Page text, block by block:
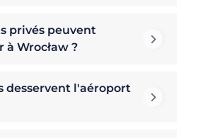
privés peuvent
Wrocław ?
desservent l'aéroport